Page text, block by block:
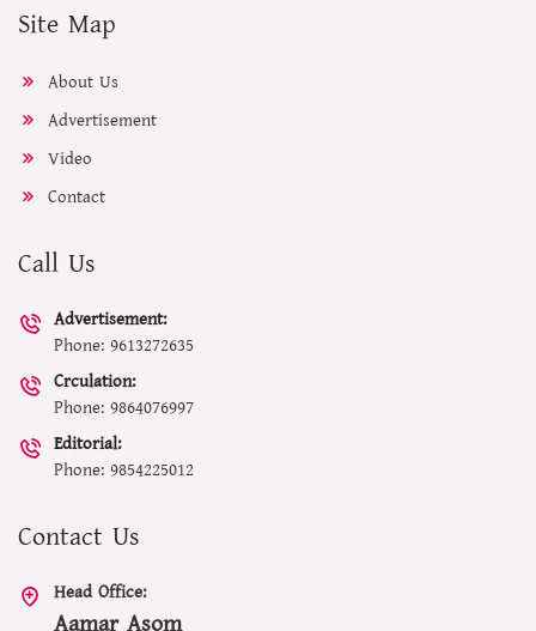
Site Map
About Us
Advertisement
Video
Contact
Call Us
Advertisement:
Phone: 9613272635
Crculation:
Phone: 9864076997
Editorial:
Phone: 9854225012
Contact Us
Head Office: